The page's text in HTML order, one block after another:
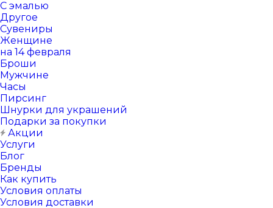
С эмалью
Другое
Сувениры
Женщине
на 14 февраля
Броши
Мужчине
Часы
Пирсинг
Шнурки для украшений
Подарки за покупки
Акции
Услуги
Блог
Бренды
Как купить
Условия оплаты
Условия доставки